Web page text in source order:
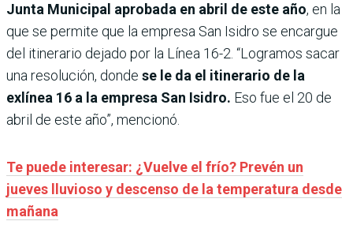
Junta Municipal aprobada en abril de este año, en la
que se permite que la empresa San Isidro se encargue
del itinerario dejado por la Línea 16-2. “Logramos sacar
una resolución, donde se le da el itinerario de la
exlínea 16 a la empresa San Isidro. Eso fue el 20 de
abril de este año”, mencionó.
Te puede interesar: ¿Vuelve el frío? Prevén un
jueves lluvioso y descenso de la temperatura desde
mañana